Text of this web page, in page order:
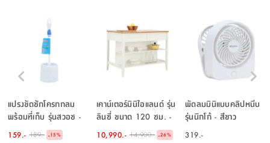
แปรงขัดชักโครกกลม
พร้อมที่เก็บ รุ่นสวอช -
สีน้ำเงิน
159.- 189.- -15%
เคาน์เตอร์มินิไอแลนด์ รุ่น
ลินซี่ ขนาด 120 ซม. -
สีธรรมชาติ/ขาว
10,990.- 14,900.- -26%
พัดลมมินิแบบคลิปหนีบ
รุ่นนิกโก้ - สีขาว
319.-